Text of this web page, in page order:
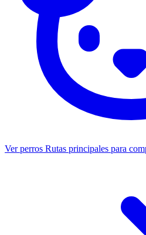
Ver perros Rutas principales para